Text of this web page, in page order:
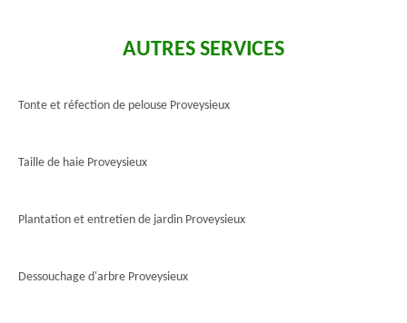
AUTRES SERVICES
Tonte et réfection de pelouse Proveysieux
Taille de haie Proveysieux
Plantation et entretien de jardin Proveysieux
Dessouchage d'arbre Proveysieux